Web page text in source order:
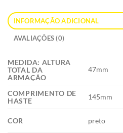
INFORMAÇÃO ADICIONAL
AVALIAÇÕES (0)
MEDIDA: ALTURA
TOTAL DA
ARMAÇÃO
47mm
COMPRIMENTO DE
HASTE
145mm
COR preto